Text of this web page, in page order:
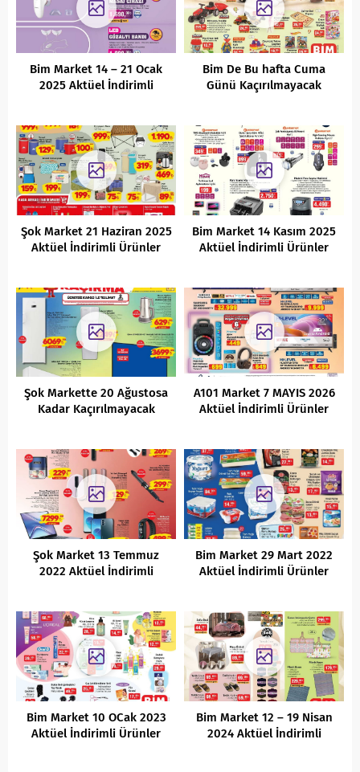
Bim Market 14 – 21 Ocak
2025 Aktüel İndirimli
Bim De Bu hafta Cuma
Günü Kaçırılmayacak
Şok Market 21 Haziran 2025
Aktüel İndirimli Ürünler
Bim Market 14 Kasım 2025
Aktüel İndirimli Ürünler
Şok Markette 20 Ağustosa
Kadar Kaçırılmayacak
A101 Market 7 MAYIS 2026
Aktüel İndirimli Ürünler
Şok Market 13 Temmuz
2022 Aktüel İndirimli
Bim Market 29 Mart 2022
Aktüel İndirimli Ürünler
Bim Market 10 OCak 2023
Aktüel İndirimli Ürünler
Bim Market 12 – 19 Nisan
2024 Aktüel İndirimli